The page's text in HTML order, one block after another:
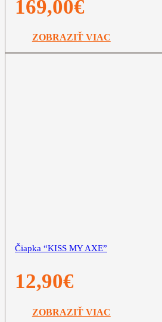
169,00€
ZOBRAZIŤ VIAC
Čiapka “KISS MY AXE”
12,90€
ZOBRAZIŤ VIAC